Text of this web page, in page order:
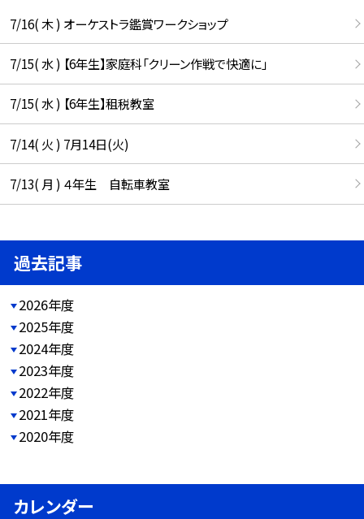
7/16( 木 ) オーケストラ鑑賞ワークショップ
7/15( 水 ) 【6年生】家庭科「クリーン作戦で快適に」
7/15( 水 ) 【6年生】租税教室
7/14( 火 ) 7月14日(火)
7/13( 月 ) ４年生 自転車教室
過去記事
2026年度
2025年度
2024年度
2023年度
2022年度
2021年度
2020年度
カレンダー